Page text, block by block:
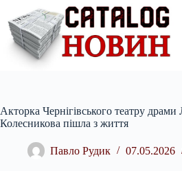
вмісту
Акторка Чернігівського театру
Колесникова пішла з життя
Павло Рудик 07.05.2026